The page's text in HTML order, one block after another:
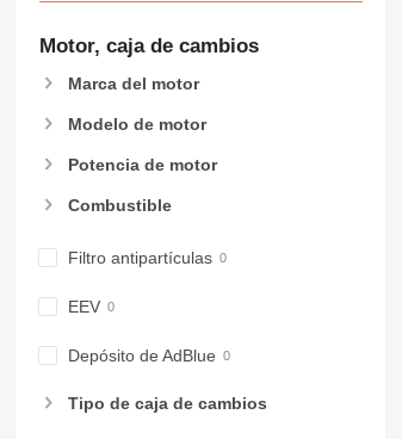
972
973
982
988
CB
D series
Motor, caja de cambios
Marca del motor
Modelo de motor
Potencia de motor
Combustible
Filtro antipartículas
EEV
Depósito de AdBlue
Tipo de caja de cambios